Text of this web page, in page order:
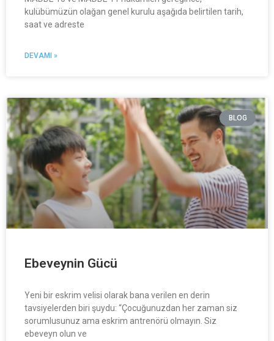
kulübümüzün olağan genel kurulu aşağıda belirtilen tarih,
saat ve adreste
DEVAMI »
BLOG
Ebeveynin Gücü
Yeni bir eskrim velisi olarak bana verilen en derin
tavsiyelerden biri şuydu: “Çocuğunuzdan her zaman siz
sorumlusunuz ama eskrim antrenörü olmayın. Siz
ebeveyn olun ve